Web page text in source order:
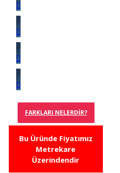
FARKLARI NELERDIR?
Bu Üründe Fiyatımız
Metrekare
Üzerindendir